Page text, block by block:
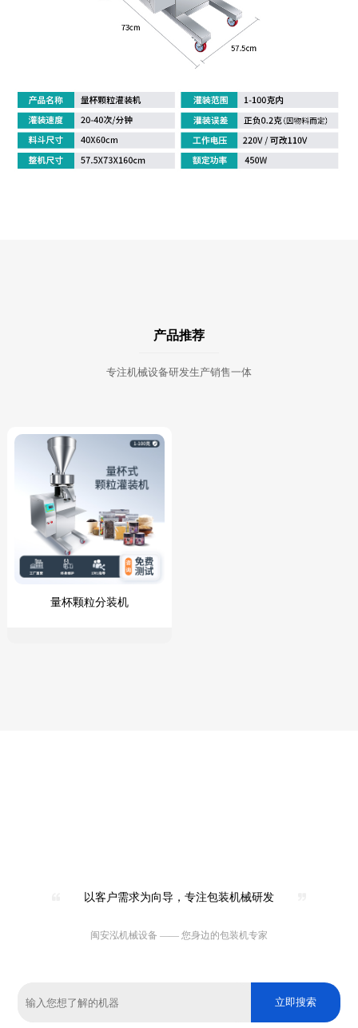
产品推荐
专注机械设备研发生产销售一体
量杯颗粒分装机
以客户需求为向导，专注包装机械研发
闽安泓机械设备 —— 您身边的包装机专家
立即搜索